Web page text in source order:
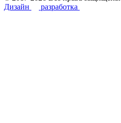
Дизайн
разработка